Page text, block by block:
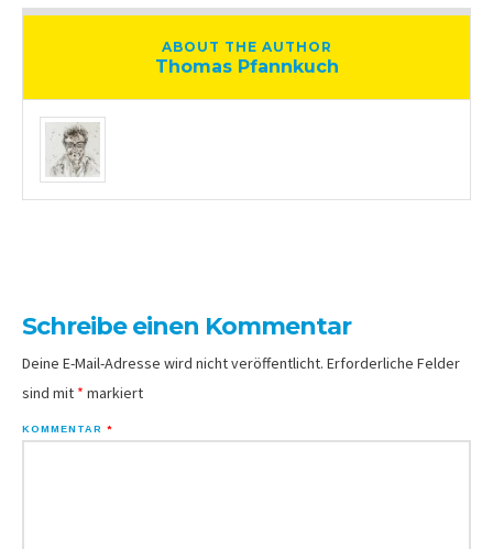
ABOUT THE AUTHOR
Thomas Pfannkuch
Schreibe einen Kommentar
Deine E-Mail-Adresse wird nicht veröffentlicht. Erforderliche Felder
sind mit * markiert
KOMMENTAR *